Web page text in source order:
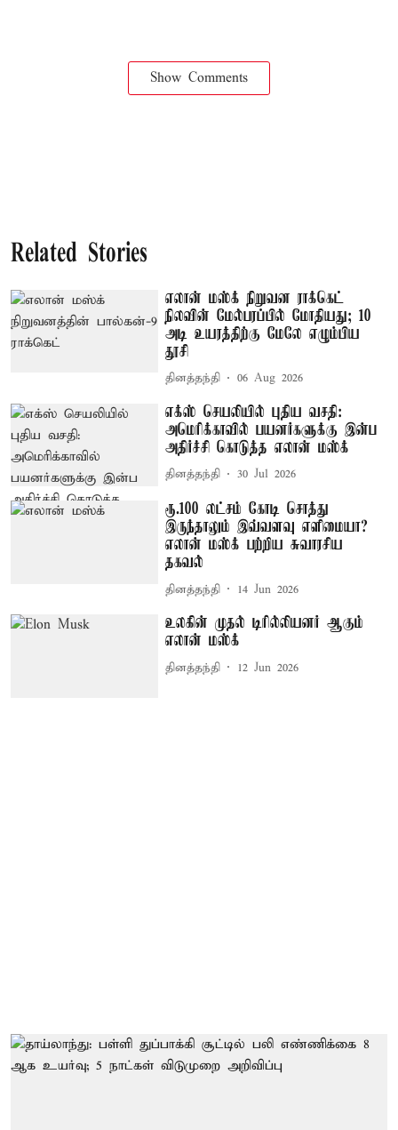
Show Comments
Related Stories
எலான் மஸ்க் நிறுவன ராக்கெட்
நிலவின் மேல்பரப்பில் மோதியது; 10
அடி உயரத்திற்கு மேலே எழும்பிய
தூசி
தினத்தந்தி 06 Aug 2026
எக்ஸ் செயலியில் புதிய வசதி:
அமெரிக்காவில் பயனர்களுக்கு இன்ப
அதிர்ச்சி கொடுத்த எலான் மஸ்க்
தினத்தந்தி 30 Jul 2026
ரூ.100 லட்சம் கோடி சொத்து
இருந்தாலும் இவ்வளவு எளிமையா?
எலான் மஸ்க் பற்றிய சுவாரசிய
தகவல்
தினத்தந்தி 14 Jun 2026
உலகின் முதல் டிரில்லியனர் ஆகும்
எலான் மஸ்க்
தினத்தந்தி 12 Jun 2026